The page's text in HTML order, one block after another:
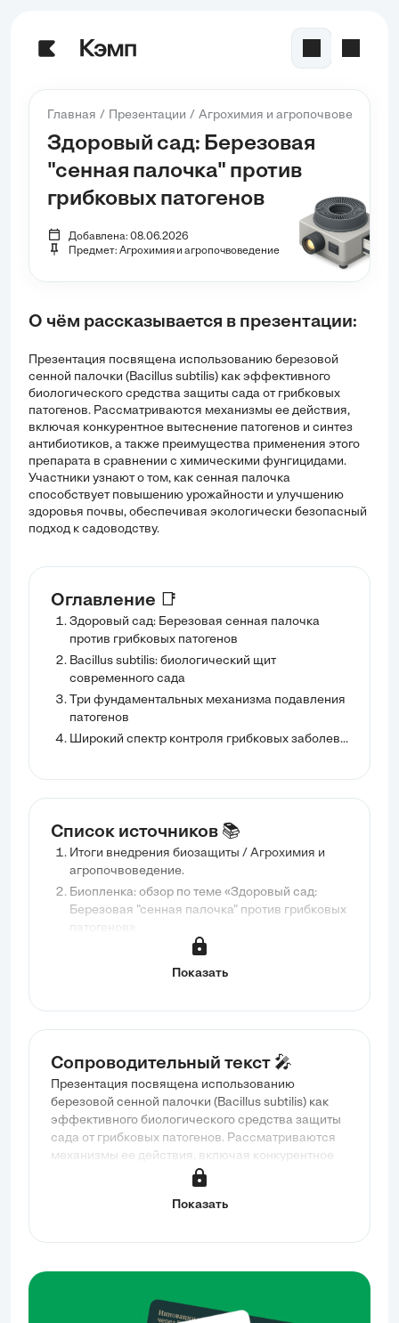
Главная Презентации Агрохимия и агропочвоведение
Здоровый сад: Березовая
"сенная палочка" против
грибковых патогенов
Добавлена: 08.06.2026
Предмет: Агрохимия и агропочвоведение
О чём рассказывается в презентации:
Презентация посвящена использованию березовой
сенной палочки (Bacillus subtilis) как эффективного
биологического средства защиты сада от грибковых
патогенов. Рассматриваются механизмы ее действия,
включая конкурентное вытеснение патогенов и синтез
антибиотиков, а также преимущества применения этого
препарата в сравнении с химическими фунгицидами.
Участники узнают о том, как сенная палочка
способствует повышению урожайности и улучшению
здоровья почвы, обеспечивая экологически безопасный
подход к садоводству.
Оглавление 📑
Здоровый сад: Березовая сенная палочка
против грибковых патогенов
Bacillus subtilis: биологический щит
современного сада
Три фундаментальных механизма подавления
патогенов
Широкий спектр контроля грибковых заболеваний
Список источников 📚
Итоги внедрения биозащиты / Агрохимия и
агропочвоведение.
Биопленка: обзор по теме «Здоровый сад:
Березовая "сенная палочка" против грибковых
патогенов».
Показать
Сопроводительный текст 🎤
Презентация посвящена использованию
березовой сенной палочки (Bacillus subtilis) как
эффективного биологического средства защиты
сада от грибковых патогенов. Рассматриваются
механизмы ее действия, включая конкурентное
вытеснение патогенов и синтез антибиотиков, а
препарата в сравнении с химическими
палочка способствует повышению урожайности и
Показать